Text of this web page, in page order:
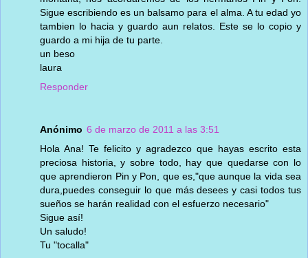
Sigue escribiendo es un balsamo para el alma. A tu edad yo
tambien lo hacia y guardo aun relatos. Este se lo copio y
guardo a mi hija de tu parte.
un beso
laura
Responder
Anónimo 6 de marzo de 2011 a las 3:51
Hola Ana! Te felicito y agradezco que hayas escrito esta
preciosa historia, y sobre todo, hay que quedarse con lo
que aprendieron Pin y Pon, que es,"que aunque la vida sea
dura,puedes conseguir lo que más desees y casi todos tus
sueños se harán realidad con el esfuerzo necesario"
Sigue así!
Un saludo!
Tu "tocalla"